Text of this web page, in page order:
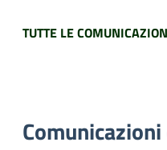
TUTTE LE
Comunicazioni